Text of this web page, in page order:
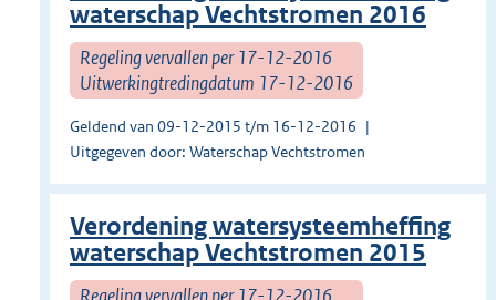
waterschap Vechtstromen 2016
Regeling vervallen per 17-12-2016
Uitwerkingtredingdatum 17-12-2016
Geldend van 09-12-2015 t/m 16-12-2016
Uitgegeven door: Waterschap Vechtstromen
Verordening watersysteemheffing
waterschap Vechtstromen 2015